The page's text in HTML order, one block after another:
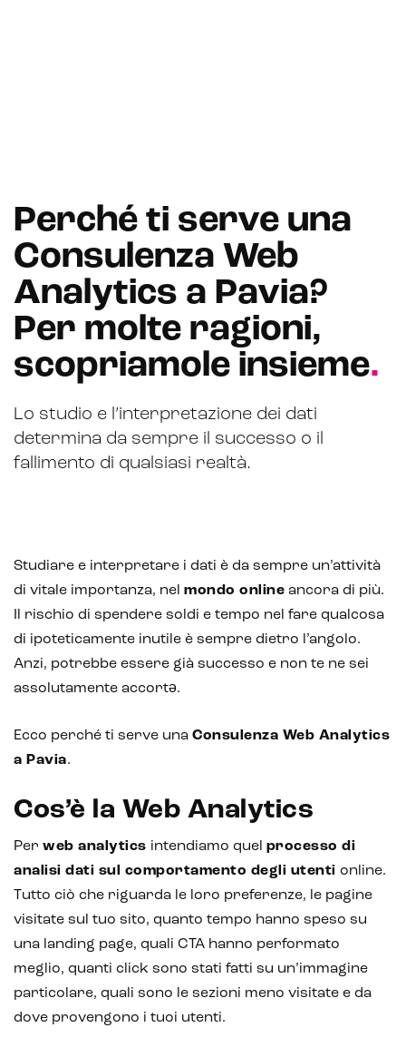
Email marketing
Marketing automation
Lead generation e nurturing
Customer segmentation
Perché ti serve una
Consulenza Web
Analytics a Pavia?
Per molte ragioni,
scopriamole insieme.
Lo studio e l’interpretazione dei dati
determina da sempre il successo o il
fallimento di qualsiasi realtà.
Studiare e interpretare i dati è da sempre un’attività
di vitale importanza, nel mondo online ancora di più.
Il rischio di spendere soldi e tempo nel fare qualcosa
di ipoteticamente inutile è sempre dietro l’angolo.
Anzi, potrebbe essere già successo e non te ne sei
assolutamente accortə.
Ecco perché ti serve una Consulenza Web Analytics
a Pavia.
Cos’è la Web Analytics
Per web analytics intendiamo quel processo di
analisi dati sul comportamento degli utenti online.
Tutto ciò che riguarda le loro preferenze, le pagine
visitate sul tuo sito, quanto tempo hanno speso su
una landing page, quali CTA hanno performato
meglio, quanti click sono stati fatti su un’immagine
particolare, quali sono le sezioni meno visitate e da
dove provengono i tuoi utenti.